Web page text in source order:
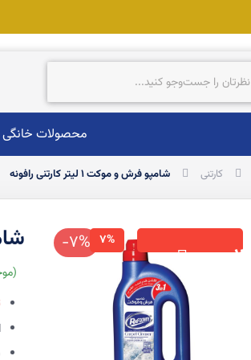
محصولات خانگی
کارتنی شامپو فرش و موکت 1 لیتر کارتنی رافونه
-7% × 12
7%